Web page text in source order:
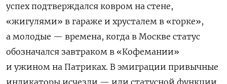
успех подтверждался ковром на стене,
«жигулями» в гараже и хрусталем в «горке»,
а молодые — времена, когда в Москве статус
обозначался завтраком в «Кофемании»
и ужином на Патриках. В эмиграции привычные
индикаторы исчезли — или статусной функции